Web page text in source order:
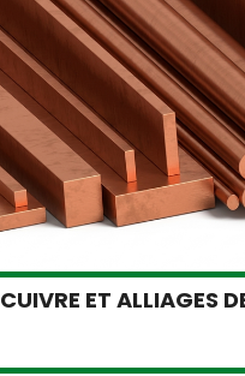
CUIVRE ET ALLIAGES